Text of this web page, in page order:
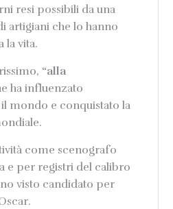
resi possibili da una
artigiani che lo hanno
la vita.
“alla
ha influenzato
mondo e conquistato la
come scenografo
e per registri del calibro
visto candidato per